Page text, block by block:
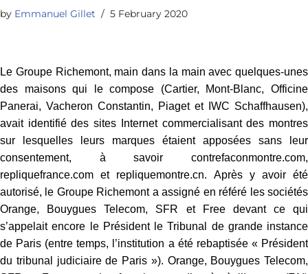
by Emmanuel Gillet 5 February 2020
Le Groupe Richemont, main dans la main avec quelques-unes
des maisons qui le compose (Cartier, Mont-Blanc, Officine
Panerai, Vacheron Constantin, Piaget et IWC Schaffhausen),
avait identifié des sites Internet commercialisant des montres
sur lesquelles leurs marques étaient apposées sans leur
consentement, à savoir contrefaconmontre.com,
repliquefrance.com et repliquemontre.cn. Après y avoir été
autorisé, le Groupe Richemont a assigné en référé les sociétés
Orange, Bouygues Telecom, SFR et Free devant ce qui
s’appelait encore le Président le Tribunal de grande instance
de Paris (entre temps, l’institution a été rebaptisée « Président
du tribunal judiciaire de Paris »). Orange, Bouygues Telecom,